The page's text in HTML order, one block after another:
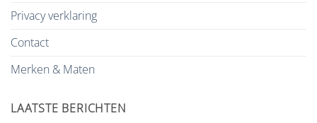
Privacy verklaring
Contact
Merken & Maten
LAATSTE BERICHTEN